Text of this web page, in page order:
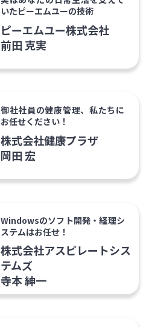
いたピーエムユーの技術
ピーエムユー株式会社
前田 克実
御社社員の健康管理、私たちに
お任せください！
株式会社健康プラザ
岡田 宏
Windowsのソフト開発・経理シ
ステムはお任せ！
株式会社アスピレートシス
テムズ
寺本 紳一